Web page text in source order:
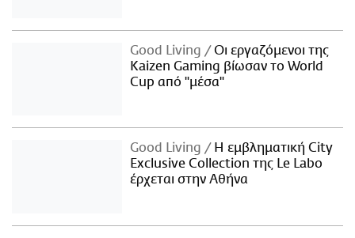
Good Living
Οι εργαζόμενοι της
Kaizen Gaming βίωσαν το World
Cup από "μέσα"
Good Living
Η εμβληματική City
Exclusive Collection της Le Labo
έρχεται στην Αθήνα